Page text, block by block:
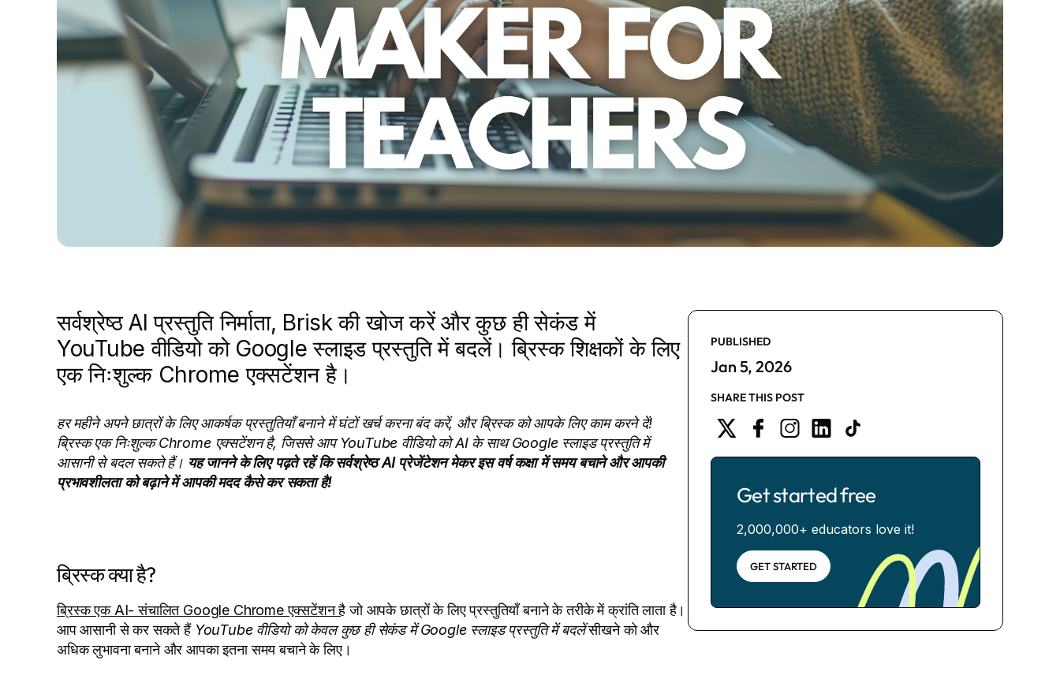
सर्वश्रेष्ठ AI प्रस्तुति निर्माता, Brisk की खोज करें और कुछ ही सेकंड में
YouTube वीडियो को Google स्लाइड प्रस्तुति में बदलें। ब्रिस्क शिक्षकों के लिए
एक निःशुल्क Chrome एक्सटेंशन है।
हर महीने अपने छात्रों के लिए आकर्षक प्रस्तुतियाँ बनाने में घंटों खर्च करना बंद करें, और ब्रिस्क को आपके लिए काम करने दें!
ब्रिस्क एक निःशुल्क Chrome एक्सटेंशन है, जिससे आप YouTube वीडियो को AI के साथ Google स्लाइड प्रस्तुति में
आसानी से बदल सकते हैं। यह जानने के लिए पढ़ते रहें कि सर्वश्रेष्ठ AI प्रेजेंटेशन मेकर इस वर्ष कक्षा में समय बचाने और आपकी
प्रभावशीलता को बढ़ाने में आपकी मदद कैसे कर सकता है!
ब्रिस्क क्या है?
ब्रिस्क एक AI- संचालित Google Chrome एक्सटेंशन हैजो आपके छात्रों के लिए प्रस्तुतियाँ बनाने के तरीके में क्रांति लाता है।
आप आसानी से कर सकते हैं YouTube वीडियो को केवल कुछ ही सेकंड में Google स्लाइड प्रस्तुति में बदलेंसीखने को और
अधिक लुभावना बनाने और आपका इतना समय बचाने के लिए।
PUBLISHED
Jan 5, 2026
SHARE THIS POST
Get started free
2,000,000+ educators love it!
GET STARTED